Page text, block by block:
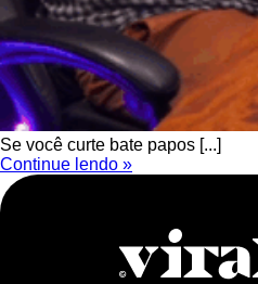
Se você curte bate papos [...]
Continue lendo »